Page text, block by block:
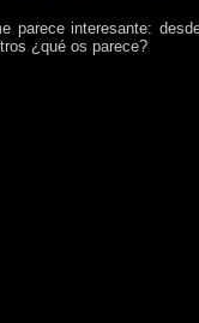
parece interesante:
¿qué os parece?